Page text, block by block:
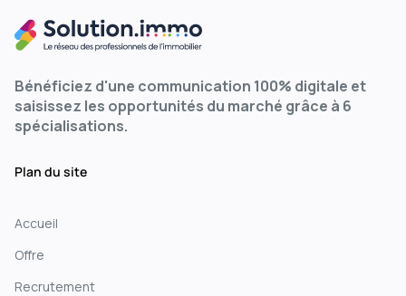
Bénéficiez d'une communication 100% digitale et
saisissez les opportunités du marché grâce à 6
spécialisations.
Plan du site
Accueil
Offre
Recrutement